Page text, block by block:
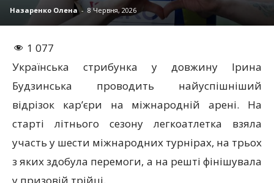
Назаренко Олена - 8 Червня, 2026
1 077
Українська стрибунка у довжину Ірина
Будзинська проводить найуспішніший
відрізок кар’єри на міжнародній арені. На
старті літнього сезону легкоатлетка взяла
участь у шести міжнародних турнірах, на трьох
з яких здобула перемоги, а на решті фінішувала